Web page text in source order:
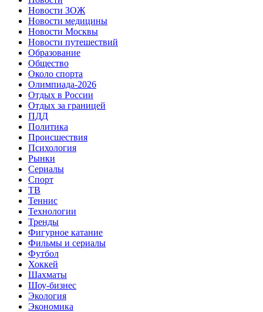
Новости ЗОЖ
Новости медицины
Новости Москвы
Новости путешествий
Образование
Общество
Около спорта
Олимпиада-2026
Отдых в России
Отдых за границей
ПДД
Политика
Происшествия
Психология
Рынки
Сериалы
Спорт
ТВ
Теннис
Технологии
Тренды
Фигурное катание
Фильмы и сериалы
Футбол
Хоккей
Шахматы
Шоу-бизнес
Экология
Экономика